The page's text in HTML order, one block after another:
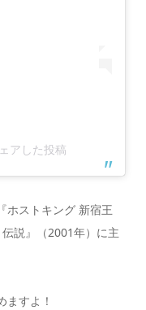
アした投稿
ホストキング 新宿王
説』（2001年）に主
すよ！